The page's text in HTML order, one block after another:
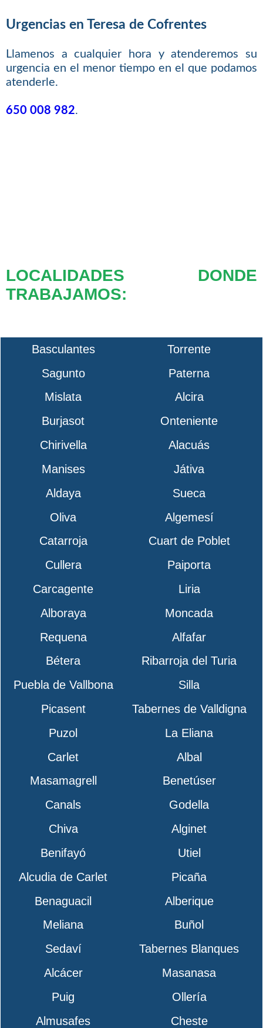
Urgencias en Teresa de Cofrentes
Llamenos a cualquier hora y atenderemos su
urgencia en el menor tiempo en el que podamos
atenderle.
650 008 982.
LOCALIDADES DONDE
TRABAJAMOS:
Basculantes
Torrente
Sagunto
Paterna
Mislata
Alcira
Burjasot
Onteniente
Chirivella
Alacuás
Manises
Játiva
Aldaya
Sueca
Oliva
Algemesí
Catarroja
Cuart de Poblet
Cullera
Paiporta
Carcagente
Liria
Alboraya
Moncada
Requena
Alfafar
Bétera
Ribarroja del Turia
Puebla de Vallbona
Silla
Picasent
Tabernes de Valldigna
Puzol
La Eliana
Carlet
Albal
Masamagrell
Benetúser
Canals
Godella
Chiva
Alginet
Benifayó
Utiel
Alcudia de Carlet
Picaña
Benaguacil
Alberique
Meliana
Buñol
Sedaví
Tabernes Blanques
Alcácer
Masanasa
Puig
Ollería
Almusafes
Cheste